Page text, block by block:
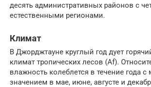
десять административных районов с
естественными регионами.
Климат
В Джорджтауне круглый год дует
климат тропических лесов (Af).
влажность колеблется в течение года
значением в мае, июне, августе и